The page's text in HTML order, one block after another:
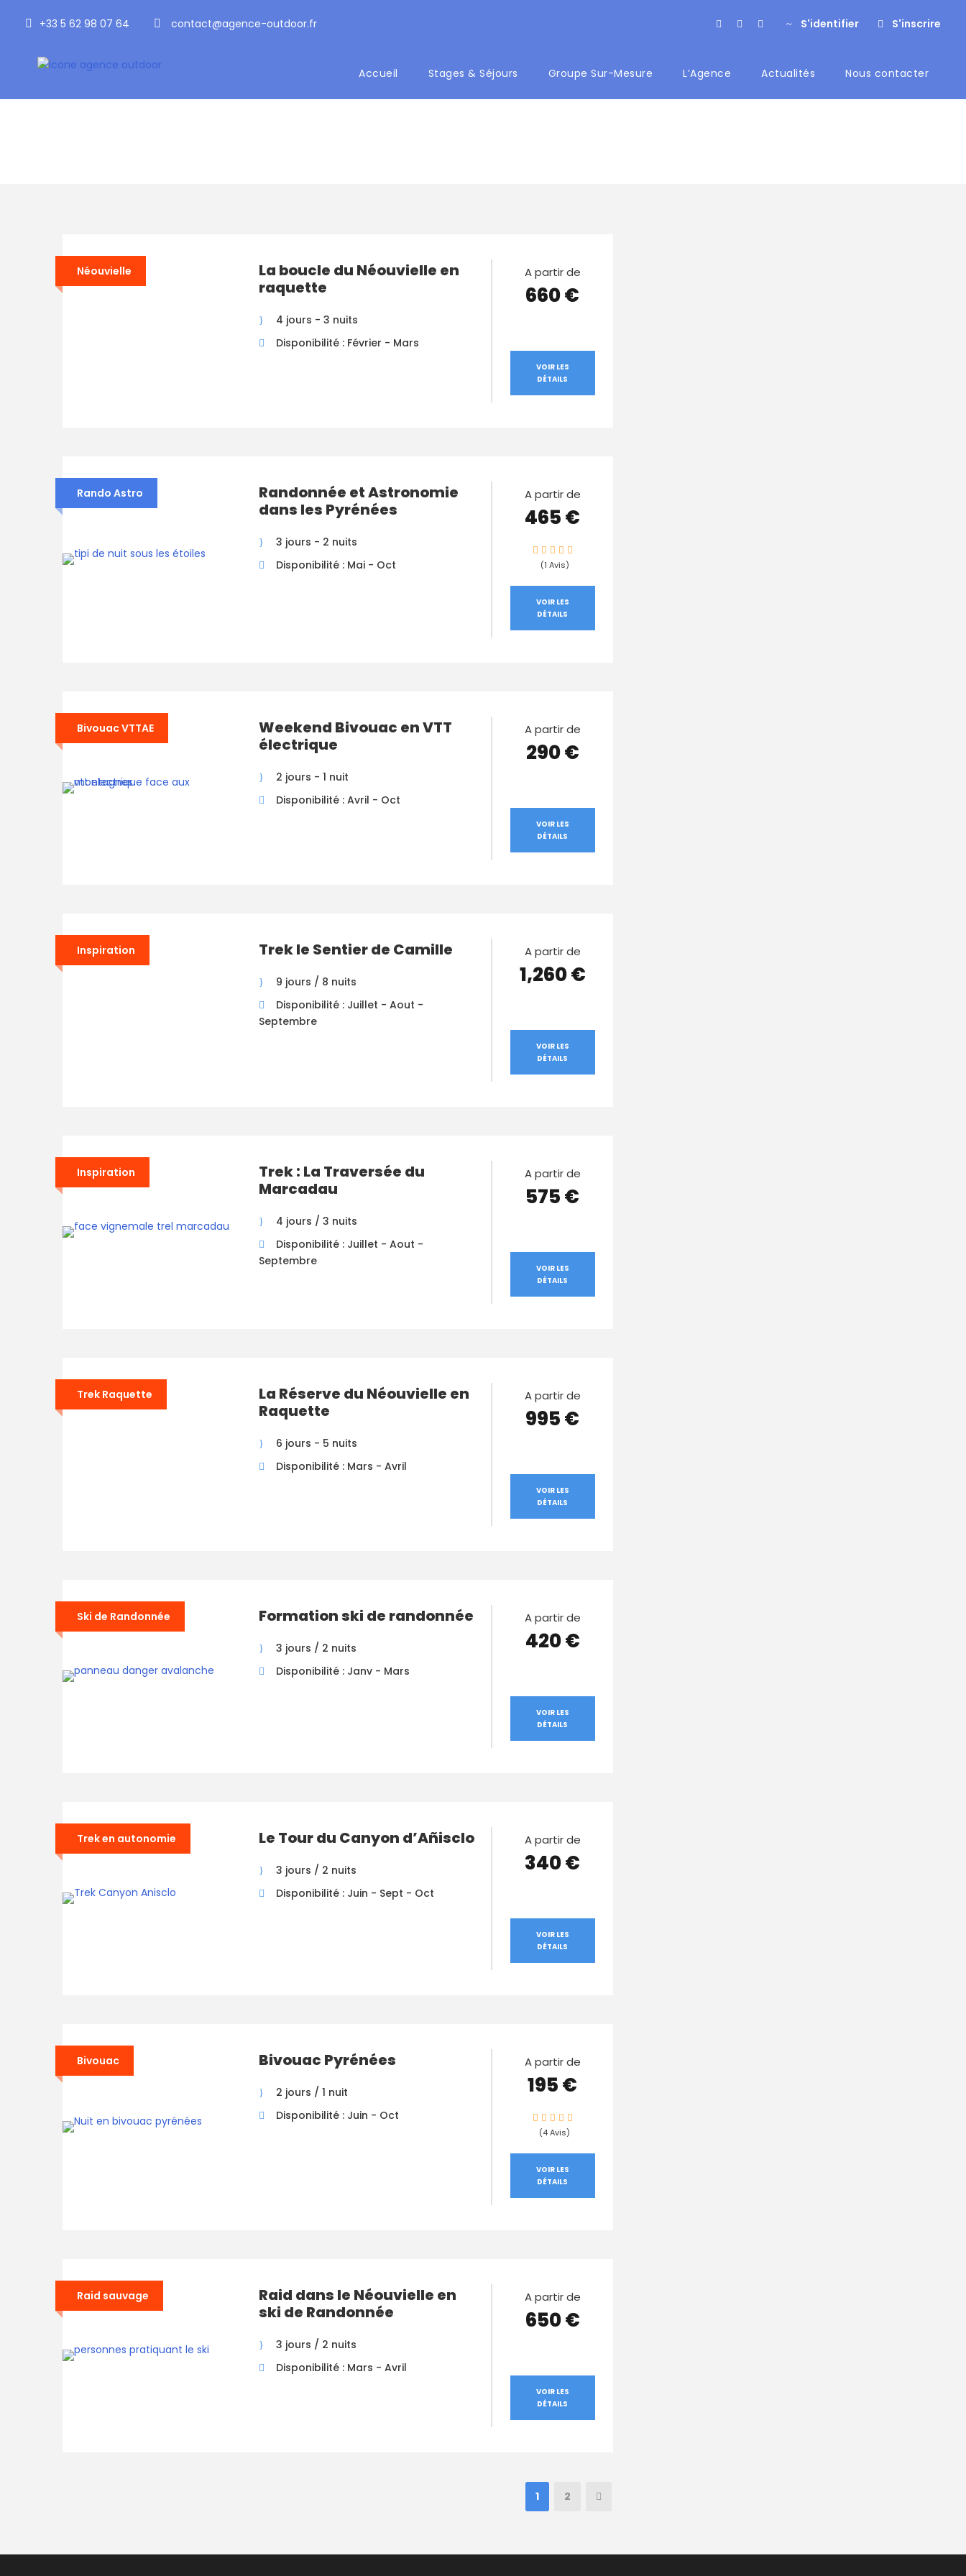
+33 5 62 98 07 64 contact@agence-outdoor.fr S'identifier S'inscrire
Accueil Stages & Séjours Groupe Sur-Mesure L’Agence Actualités Nous contacter
Néouvielle
La boucle du Néouvielle en
raquette
4 jours - 3 nuits
Disponibilité : Février - Mars
A partir de
660 €
VOIR LES
DÉTAILS
Rando Astro
Randonnée et Astronomie
dans les Pyrénées
3 jours - 2 nuits
Disponibilité : Mai - Oct
A partir de
465 €
(1 Avis)
VOIR LES
DÉTAILS
Bivouac VTTAE
Weekend Bivouac en VTT
électrique
2 jours - 1 nuit
Disponibilité : Avril - Oct
A partir de
290 €
VOIR LES
DÉTAILS
Inspiration Trek le Sentier de Camille
9 jours / 8 nuits
Disponibilité : Juillet - Aout -
Septembre
A partir de
1,260 €
VOIR LES
DÉTAILS
Inspiration
Trek : La Traversée du
Marcadau
4 jours / 3 nuits
Disponibilité : Juillet - Aout -
Septembre
A partir de
575 €
VOIR LES
DÉTAILS
Trek Raquette
La Réserve du Néouvielle en
Raquette
6 jours - 5 nuits
Disponibilité : Mars - Avril
A partir de
995 €
VOIR LES
DÉTAILS
Ski de Randonnée Formation ski de randonnée
3 jours / 2 nuits
Disponibilité : Janv - Mars
A partir de
420 €
VOIR LES
DÉTAILS
Trek en autonomie Le Tour du Canyon d’Añisclo
3 jours / 2 nuits
Disponibilité : Juin - Sept - Oct
A partir de
340 €
VOIR LES
DÉTAILS
Bivouac Bivouac Pyrénées
2 jours / 1 nuit
Disponibilité : Juin - Oct
A partir de
195 €
(4 Avis)
VOIR LES
DÉTAILS
Raid sauvage
Raid dans le Néouvielle en
ski de Randonnée
3 jours / 2 nuits
Disponibilité : Mars - Avril
A partir de
650 €
VOIR LES
DÉTAILS
1 2